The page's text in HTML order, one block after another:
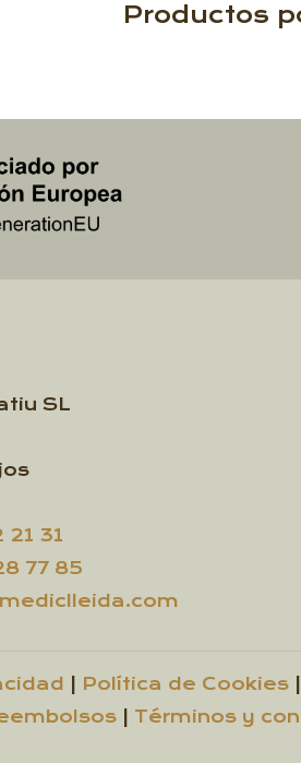
Productos
SL
21 31
77 85
Política de Cookies
Términos y